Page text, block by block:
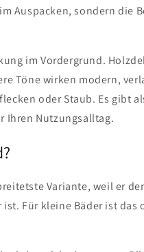
Auspacken, sondern die
im Vordergrund.
Töne wirken modern,
oder Staub. Es gibt
Ihren Nutzungsalltag.
Variante, weil er
Für kleine Bäder ist das